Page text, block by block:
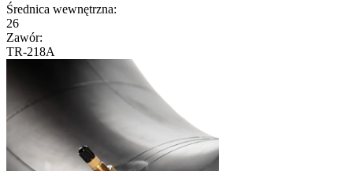
Średnica wewnętrzna:
26
Zawór:
TR-218A